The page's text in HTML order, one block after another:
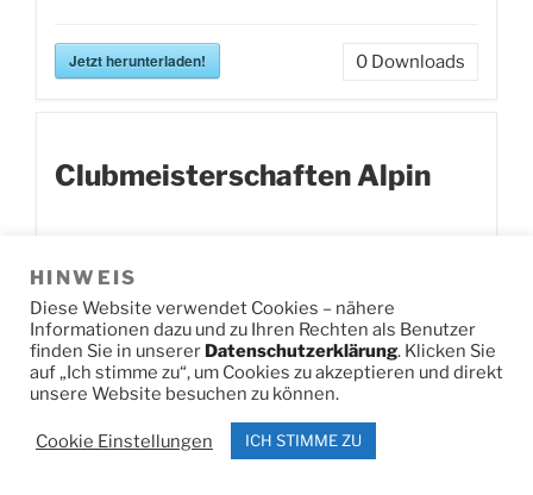
Jetzt herunterladen! 0 Downloads
Clubmeisterschaften Alpin
HINWEIS
Diese Website verwendet Cookies – nähere
Informationen dazu und zu Ihren Rechten als Benutzer
finden Sie in unsererDatenschutzerklärung. Klicken Sie
auf „Ich stimme zu“, um Cookies zu akzeptieren und direkt
unsere Website besuchen zu können.
Cookie Einstellungen ICH STIMME ZU